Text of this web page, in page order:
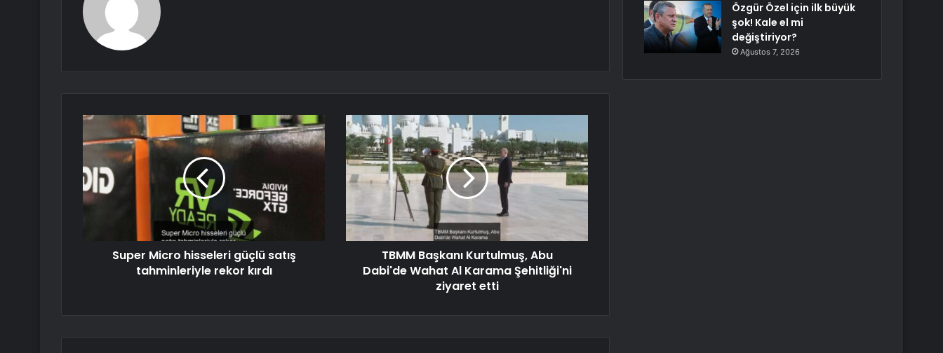
Super Micro hisseleri güçlü satış
tahminleriyle rekor kırdı
TBMM Başkanı Kurtulmuş, Abu
Dabi'de Wahat Al Karama Şehitliği'ni
ziyaret etti
Özgür Özel için ilk büyük
şok! Kale el mi
değiştiriyor?
Ağustos 7, 2026